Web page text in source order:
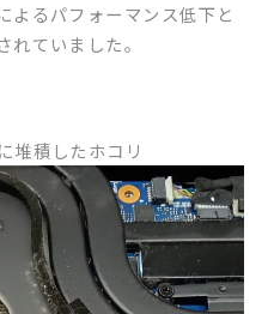
よるパフォーマンス低下と
ていました。
堆積したホコリ